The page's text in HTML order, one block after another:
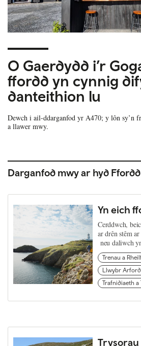
O Gaerdydd i’r
ffordd yn cynnig
danteithion lu
Dewch i ail-ddarganfod yr A470; y lôn sy’n
a llawer mwy.
Darganfod mwy ar hyd
Yn eich
Cerddwch,
ar drên stêm
neu daliwch
Trenau a
Llwybr
Trafnidiaeth a